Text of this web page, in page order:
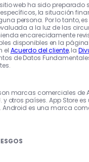
web ha sido preparado
la situación
persona. Por lo tanto,
a la luz de las
encarecidamente
disponibles en la página
el Acuerdo del cliente, la
de Datos
marcas comerciales de
y otros países. App Store
Android es una marca